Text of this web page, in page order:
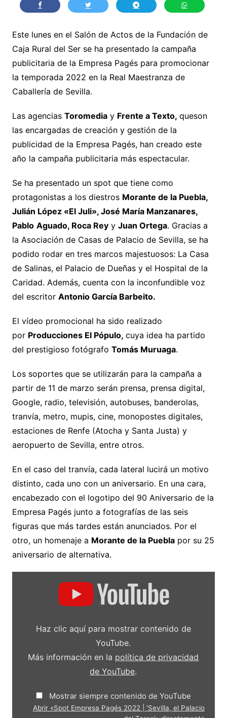
Este lunes en el Salón de Actos de la Fundación de
Caja Rural del Ser se ha presentado la campaña
publicitaria de la Empresa Pagés para promocionar
la temporada 2022 en la Real Maestranza de
Caballería de Sevilla.
Las agencias Toromediay Frente a Texto, queson
las encargadas de creación y gestión de la
publicidad de la Empresa Pagés, han creado este
año la campaña publicitaria más espectacular.
Se ha presentado un spot que tiene como
protagonistas a los diestros Morante de la Puebla,
Julián López «El Juli», José María Manzanares,
Pablo Aguado, Roca Reyy Juan Ortega. Gracias a
la Asociación de Casas de Palacio de Sevilla, se ha
podido rodar en tres marcos majestuosos: La Casa
de Salinas, el Palacio de Dueñas y el Hospital de la
Caridad. Además, cuenta con la inconfundible voz
del escritor Antonio García Barbeito.
El vídeo promocional ha sido realizado
por Producciones El Pópulo, cuya idea ha partido
del prestigioso fotógrafo Tomás Muruaga.
Los soportes que se utilizarán para la campaña a
partir de 11 de marzo serán prensa, prensa digital,
Google, radio, televisión, autobuses, banderolas,
tranvía, metro, mupis, cine, monopostes digitales,
estaciones de Renfe (Atocha y Santa Justa) y
aeropuerto de Sevilla, entre otros.
En el caso del tranvía, cada lateral lucirá un motivo
distinto, cada uno con un aniversario. En una cara,
encabezado con el logotipo del 90 Aniversario de la
Empresa Pagés junto a fotografías de las seis
figuras que más tardes están anunciados. Por el
otro, un homenaje a Morante de la Pueblapor su 25
aniversario de alternativa.
'Sevilla,
Toreo'»
Haz clic aquí para mostrar contenido de
YouTube.
Más información en la política de privacidad
de YouTube.
Mostrar siempre contenido de YouTube
Abrir «Spot Empresa Pagés 2022 | 'Sevilla, el Palacio